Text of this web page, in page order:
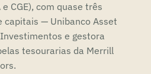
CGE), com quase três
capitais — Unibanco Asset
e gestora
tesourarias da Merrill